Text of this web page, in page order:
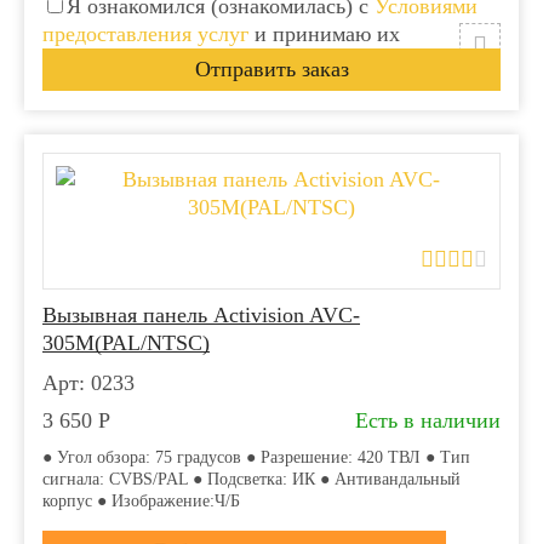
Я ознакомился (ознакомилась) с Условиями
предоставления услуг и принимаю их
Вызывная панель Activision AVC-
305M(PAL/NTSC)
Арт: 0233
3 650 Р Есть в наличии
● Угол обзора: 75 градусов ● Разрешение: 420 ТВЛ ● Тип
сигнала: CVBS/PAL ● Подсветка: ИК ● Антивандальный
корпус ● Изображение:Ч/Б